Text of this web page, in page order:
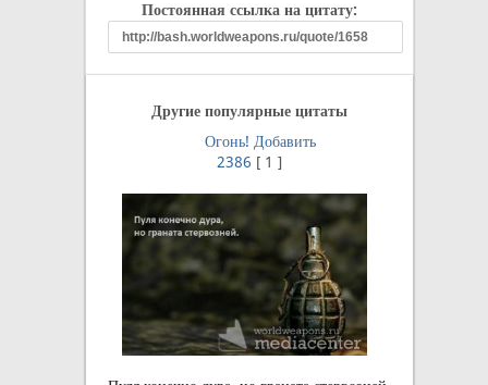
Постоянная ссылка на цитату:
Другие популярные цитаты
Огонь! Добавить
2386 [ 1 ]